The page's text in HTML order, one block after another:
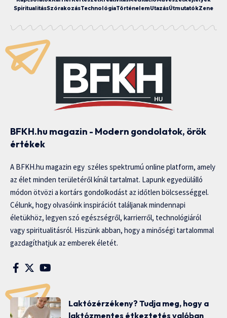
SpiritualitásSzórakozásTechnológiaTörténelemUtazásÚtmutatókZene
BFKH.hu magazin - Modern gondolatok, örök
értékek
A BFKH.hu magazin egy széles spektrumú online platform, amely
az élet minden területéről kínál tartalmat. Lapunk egyedülálló
módon ötvözi a kortárs gondolkodást az időtlen bölcsességgel.
Célunk, hogy olvasóink inspirációt találjanak mindennapi
életükhöz, legyen szó egészségről, karrierről, technológiáról
vagy spiritualitásról. Hiszünk abban, hogy a minőségi tartalommal
gazdagíthatjuk az emberek életét.
Laktózérzékeny? Tudja meg, hogy a
laktózmentes étkeztetés valóban